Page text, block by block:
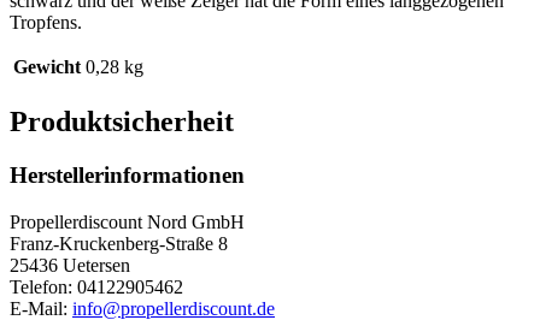
Tropfens.
Gewicht 0,28 kg
Produktsicherheit
Herstellerinformationen
Propellerdiscount Nord GmbH
Franz-Kruckenberg-Straße 8
25436 Uetersen
Telefon: 04122905462
E-Mail: info@propellerdiscount.de